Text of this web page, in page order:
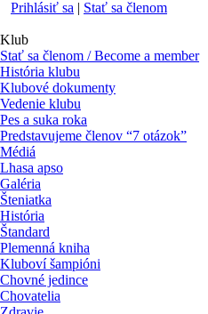
Prihlásiť sa | Stať sa členom
Klub
Stať sa členom / Become a member
História klubu
Klubové dokumenty
Vedenie klubu
Pes a suka roka
Predstavujeme členov “7 otázok”
Médiá
Lhasa apso
Galéria
Šteniatka
História
Štandard
Plemenná kniha
Kluboví šampióni
Chovné jedince
Chovatelia